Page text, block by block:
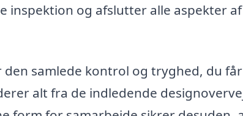
inspektion og afslutter alle aspekter af
samlede kontrol og tryghed, du
alt fra de indledende